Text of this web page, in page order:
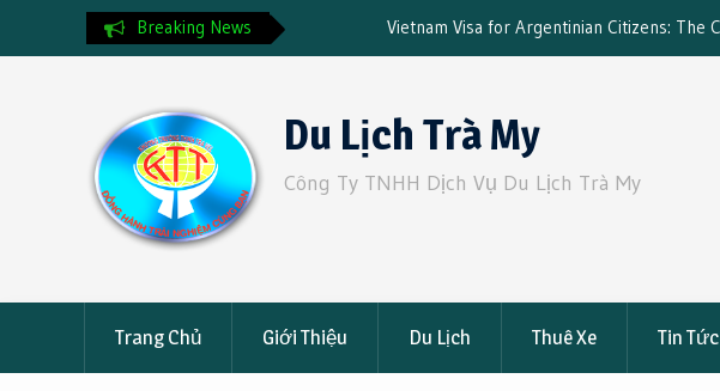
Breaking News
khi đi du lịch
Vietnam Visa for Argentinian Citizens: The Complete
2025 Guide & Fast Track Service
Du Lịch Trà My
Công Ty TNHH Dịch Vụ Du Lịch Trà My
Trang Chủ Giới Thiệu Du Lịch Thuê Xe Tin Tức